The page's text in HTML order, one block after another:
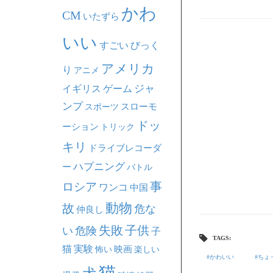
TAGS:
かわいい ちょ
CM いたずら かわ
いい すごい びっく
り アニメ アメリカ
イギリス ゲーム ジャ
ンプ スポーツ スローモ
ーション トリック
ドッ
キリ
ドライブレコーダ
ー ハプニング バトル
ロシア ワンコ 中国 事
故 仲良し 動物 危な
い 危険 失敗子供子
猫実験 怖い映画楽しい